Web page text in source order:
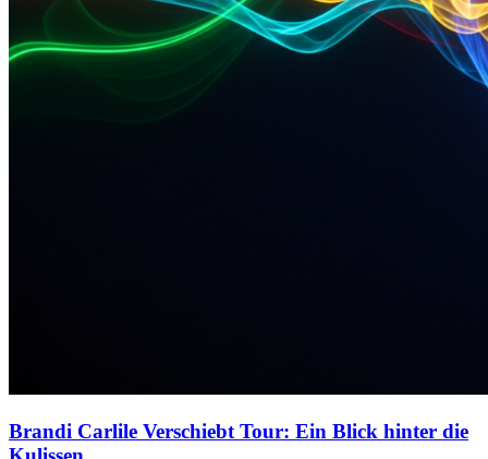
Brandi Carlile Verschiebt Tour: Ein Blick hinter die